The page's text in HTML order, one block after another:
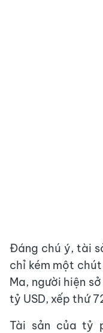
Đáng chú ý, tài
chỉ kém một
Ma, người hiện
tỷ USD, xếp thứ
Tài sản của tỷ